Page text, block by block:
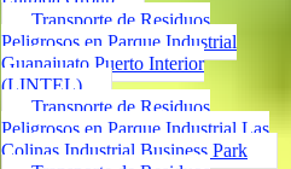
Transporte de Residuos
Peligrosos en Parque Industrial
Guanajuato Puerto Interior
(LINTEL)
Transporte de Residuos
Peligrosos en Parque Industrial Las
Colinas Industrial Business Park